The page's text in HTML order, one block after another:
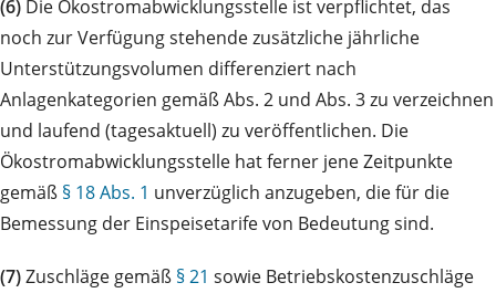
(6) Die Ökostromabwicklungsstelle ist verpflichtet, das
noch zur Verfügung stehende zusätzliche jährliche
Unterstützungsvolumen differenziert nach
Anlagenkategorien gemäß Abs. 2 und Abs. 3 zu verzeichnen
und laufend (tagesaktuell) zu veröffentlichen. Die
Ökostromabwicklungsstelle hat ferner jene Zeitpunkte
gemäß § 18 Abs. 1 unverzüglich anzugeben, die für die
Bemessung der Einspeisetarife von Bedeutung sind.
(7)Zuschläge gemäß § 21 sowie Betriebskostenzuschläge